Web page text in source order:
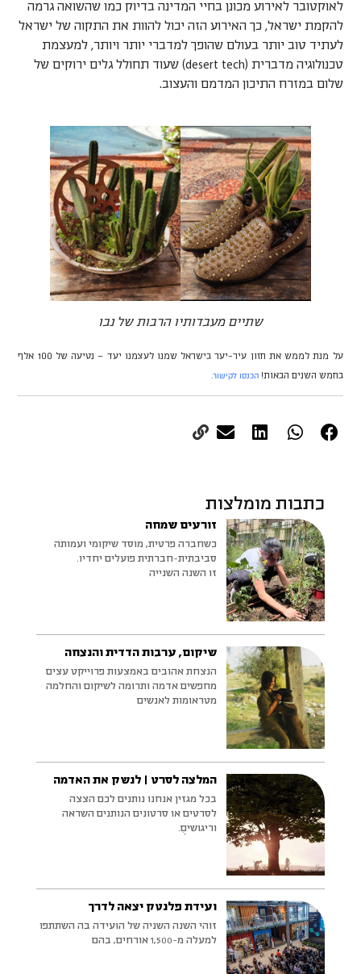
לאוקטובר לאירוע מכונן בחיי המדינה בדיוק כמו שהשואה גרמה
להקמת ישראל, כך האירוע הזה יכול להוות את התקוה של ישראל
לעתיד טוב יותר בעולם שהופך למדברי יותר ויותר, למעצמת
טכנולוגיה מדברית (desert tech) שעוד תחולל גלים ירוקים של
שלום במזרח התיכון המדמם והעצוב.
שתיים מעבדותיו הרבות של נבו
על מנת לממש את חזון עיר-יער בישראל שמנו לעצמנו יעד – נטיעה של 100 אלף
בחמש השנים הבאות! הכנסו לקישור.
כתבות מומלצות
זורעים שמחה
כשחברה פרטית, מוסד שיקומי ועמותה
סביבתית-חברתית פועלים יחדיו.
זו השנה השנייה
שיקום, ערבות הדדית והנצחה
הנצחת אהובים באמצעות פרוייקט עצים
מחפשים אדמה ותרומה לשיקום והחלמה
מטראומות לאנשים
המלצה לסרט | לנשק את האדמה
בכל מגזין אנחנו נותנים לכם הצצה
לסרטים או סרטונים הנותנים השראה
וריגושיםֻ.
ועידת פלנטק יצאה לדרך
זוהי השנה השניה של הועידה בה השתתפו
למעלה מ-1,500 אורחים, בהם